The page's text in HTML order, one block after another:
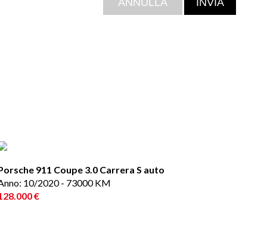
911 Coupe 3.0 Carrera S auto
10/2020 - 73000 KM
€